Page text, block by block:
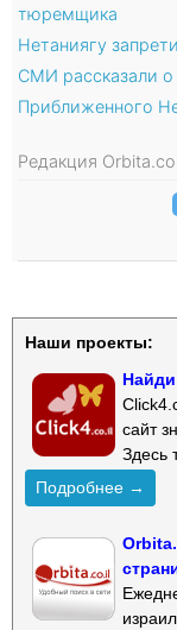
тюремщика
Нетаниягу
СМИ рассказали о
Приближенного
Редакция
Наши проекты:
сайт
Здесь
Подробнее →